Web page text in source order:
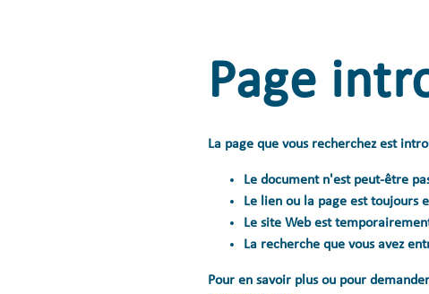
Page
La page que vous recherchez est
Le document n'est peut-être
Le lien ou la page est toujours
Le site Web est
La recherche que vous avez
Pour en savoir plus ou pour